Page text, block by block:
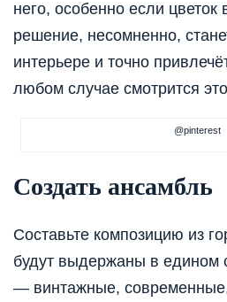
него, особенно если цветок
решение, несомненно,
интерьере и точно
любом случае смотрится
@pinterest
Создать ансамбль
Составьте композицию из
будут выдержаны в едином
— винтажные,